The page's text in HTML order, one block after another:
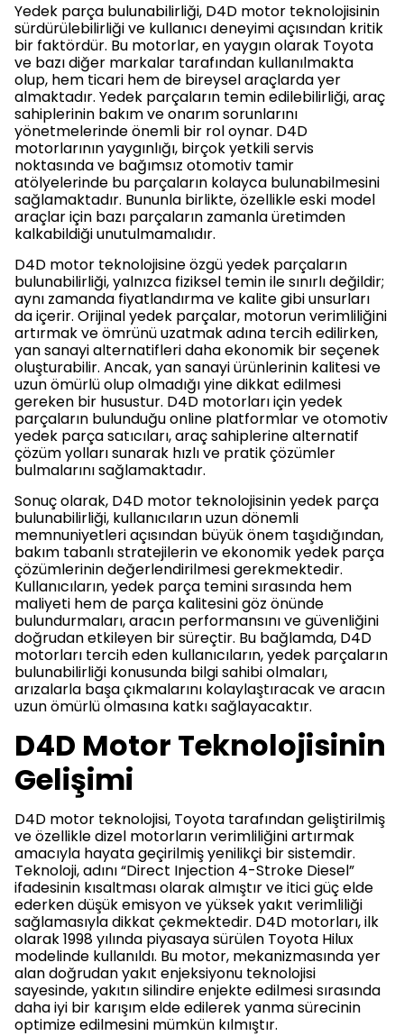
Yedek parça bulunabilirliği, D4D motor teknolojisinin
sürdürülebilirliği ve kullanıcı deneyimi açısından kritik
bir faktördür. Bu motorlar, en yaygın olarak Toyota
ve bazı diğer markalar tarafından kullanılmakta
olup, hem ticari hem de bireysel araçlarda yer
almaktadır. Yedek parçaların temin edilebilirliği, araç
sahiplerinin bakım ve onarım sorunlarını
yönetmelerinde önemli bir rol oynar. D4D
motorlarının yaygınlığı, birçok yetkili servis
noktasında ve bağımsız otomotiv tamir
atölyelerinde bu parçaların kolayca bulunabilmesini
sağlamaktadır. Bununla birlikte, özellikle eski model
araçlar için bazı parçaların zamanla üretimden
kalkabildiği unutulmamalıdır.
D4D motor teknolojisine özgü yedek parçaların
bulunabilirliği, yalnızca fiziksel temin ile sınırlı değildir;
aynı zamanda fiyatlandırma ve kalite gibi unsurları
da içerir. Orijinal yedek parçalar, motorun verimliliğini
artırmak ve ömrünü uzatmak adına tercih edilirken,
yan sanayi alternatifleri daha ekonomik bir seçenek
oluşturabilir. Ancak, yan sanayi ürünlerinin kalitesi ve
uzun ömürlü olup olmadığı yine dikkat edilmesi
gereken bir husustur. D4D motorları için yedek
parçaların bulunduğu online platformlar ve otomotiv
yedek parça satıcıları, araç sahiplerine alternatif
çözüm yolları sunarak hızlı ve pratik çözümler
bulmalarını sağlamaktadır.
Sonuç olarak, D4D motor teknolojisinin yedek parça
bulunabilirliği, kullanıcıların uzun dönemli
memnuniyetleri açısından büyük önem taşıdığından,
bakım tabanlı stratejilerin ve ekonomik yedek parça
çözümlerinin değerlendirilmesi gerekmektedir.
Kullanıcıların, yedek parça temini sırasında hem
maliyeti hem de parça kalitesini göz önünde
bulundurmaları, aracın performansını ve güvenliğini
doğrudan etkileyen bir süreçtir. Bu bağlamda, D4D
motorları tercih eden kullanıcıların, yedek parçaların
bulunabilirliği konusunda bilgi sahibi olmaları,
arızalarla başa çıkmalarını kolaylaştıracak ve aracın
uzun ömürlü olmasına katkı sağlayacaktır.
D4D Motor Teknolojisinin
Gelişimi
D4D motor teknolojisi, Toyota tarafından geliştirilmiş
ve özellikle dizel motorların verimliliğini artırmak
amacıyla hayata geçirilmiş yenilikçi bir sistemdir.
Teknoloji, adını “Direct Injection 4-Stroke Diesel”
ifadesinin kısaltması olarak almıştır ve itici güç elde
ederken düşük emisyon ve yüksek yakıt verimliliği
sağlamasıyla dikkat çekmektedir. D4D motorları, ilk
olarak 1998 yılında piyasaya sürülen Toyota Hilux
modelinde kullanıldı. Bu motor, mekanizmasında yer
alan doğrudan yakıt enjeksiyonu teknolojisi
sayesinde, yakıtın silindire enjekte edilmesi sırasında
daha iyi bir karışım elde edilerek yanma sürecinin
optimize edilmesini mümkün kılmıştır.